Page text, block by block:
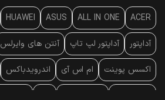
ACER
ALL IN ONE
ASUS
HUAWEI
آداپتور آداپتور لپ تاپ آنتن‌ های وایرلس
اکسس پوینت ام اس آی اندرویدباکس